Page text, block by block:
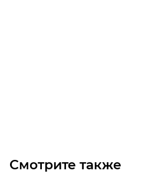
Смотрите также